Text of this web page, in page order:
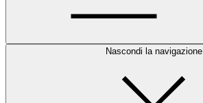
Nascondi la navigazione